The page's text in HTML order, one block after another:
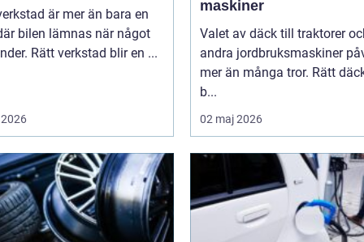
är mer än bara en
bilen lämnas när något
Rätt verkstad blir en ...
maskiner
Valet av däck till traktorer
andra jordbruksmaskiner
mer än många tror. Rätt
b...
02 maj 2026